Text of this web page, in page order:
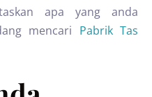
apa yang anda
mencari Pabrik Tas